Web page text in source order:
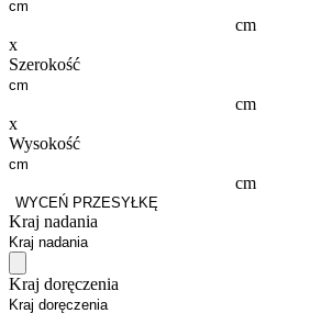
cm
x
Szerokość
cm
x
Wysokość
cm
WYCEŃ PRZESYŁKĘ
Kraj nadania
Kraj doręczenia